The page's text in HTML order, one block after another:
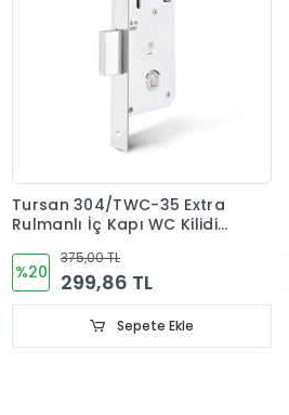
Tursan 304/TWC-35 Extra
Rulmanlı İç Kapı WC Kilidi
%20
375,00 TL
299,86 TL
Sepete Ekle